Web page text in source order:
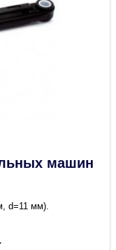
машин
d=11 мм).